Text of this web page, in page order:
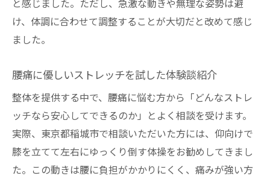
と感じました。ただし、急激な動きや無理な姿勢は避
け、体調に合わせて調整することが大切だと改めて感じ
ました。
腰痛に優しいストレッチを試した体験談紹介
整体を提供する中で、腰痛に悩む方から「どんなストレ
ッチなら安心してできるのか」とよく相談を受けます。
実際、東京都稲城市で相談いただいた方には、仰向けで
膝を立てて左右にゆっくり倒す体操をお勧めしてきまし
た。この動きは腰に負担がかかりにくく、痛みが強い方